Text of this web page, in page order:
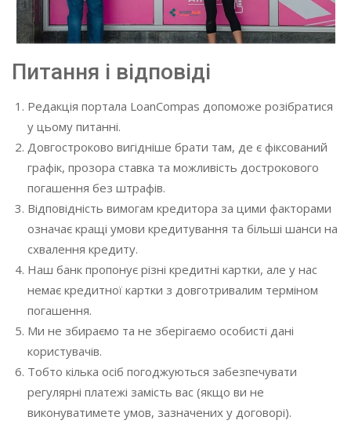
Питання і відповіді
Редакція портала LoanCompas допоможе розібратися
у цьому питанні.
Довгостроково вигідніше брати там, де є фіксований
графік, прозора ставка та можливість дострокового
погашення без штрафів.
Відповідність вимогам кредитора за цими факторами
означає кращі умови кредитування та більші шанси на
схвалення кредиту.
Наш банк пропонує різні кредитні картки, але у нас
немає кредитної картки з довготривалим терміном
погашення.
Ми не збираємо та не зберігаємо особисті дані
користувачів.
Тобто кілька осіб погоджуються забезпечувати
регулярні платежі замість вас (якщо ви не
виконуватимете умов, зазначених у договорі).